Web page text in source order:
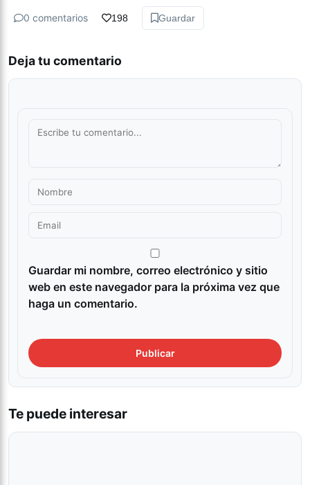
0 comentarios 198 Guardar
Deja tu comentario
Guardar mi nombre, correo electrónico y sitio
web en este navegador para la próxima vez que
haga un comentario.
Te puede interesar